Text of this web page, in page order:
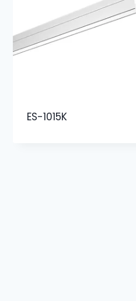
ES-1015K